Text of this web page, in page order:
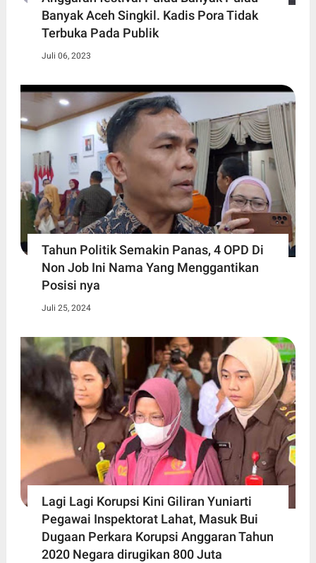
Banyak Aceh Singkil. Kadis Pora Tidak
Terbuka Pada Publik
Juli 06, 2023
Tahun Politik Semakin Panas, 4 OPD Di
Non Job Ini Nama Yang Menggantikan
Posisi nya
Juli 25, 2024
Lagi Lagi Korupsi Kini Giliran Yuniarti
Pegawai Inspektorat Lahat, Masuk Bui
Dugaan Perkara Korupsi Anggaran Tahun
2020 Negara dirugikan 800 Juta